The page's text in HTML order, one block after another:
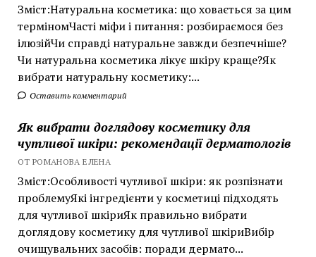
Зміст:Натуральна косметика: що ховається за цим
терміномЧасті міфи і питання: розбираємося без
ілюзійЧи справді натуральне завжди безпечніше?
Чи натуральна косметика лікує шкіру краще?Як
вибрати натуральну косметику:...
Оставить комментарий
Як вибрати доглядову косметику для
чутливої шкіри: рекомендації дерматологів
ОТ РОМАНОВА ЕЛЕНА
Зміст:Особливості чутливої шкіри: як розпізнати
проблемуЯкі інгредієнти у косметиці підходять
для чутливої шкіриЯк правильно вибрати
доглядову косметику для чутливої шкіриВибір
очищувальних засобів: поради дермато...